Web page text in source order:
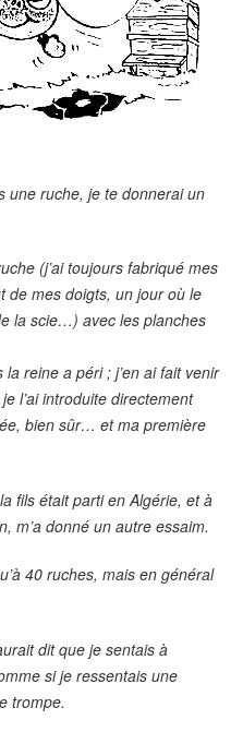
une ruche, je te donnerai un
(j’ai toujours fabriqué mes
de mes doigts, un jour où le
la scie…) avec les planches
reine a péri ; j’en ai fait venir
l’ai introduite directement
bien sûr… et ma première
fils était parti en Algérie, et à
m’a donné un autre essaim.
40 ruches, mais en général
dit que je sentais à
si je ressentais une
trompe.